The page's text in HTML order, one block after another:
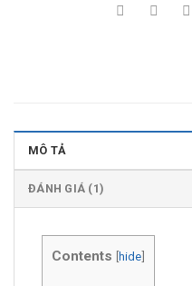
MÔ TẢ
ĐÁNH GIÁ (1)
Contents [hide]